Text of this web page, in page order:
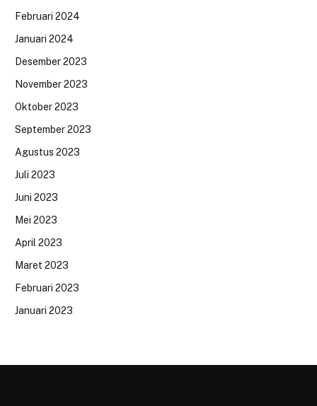
Februari 2024
Januari 2024
Desember 2023
November 2023
Oktober 2023
September 2023
Agustus 2023
Juli 2023
Juni 2023
Mei 2023
April 2023
Maret 2023
Februari 2023
Januari 2023